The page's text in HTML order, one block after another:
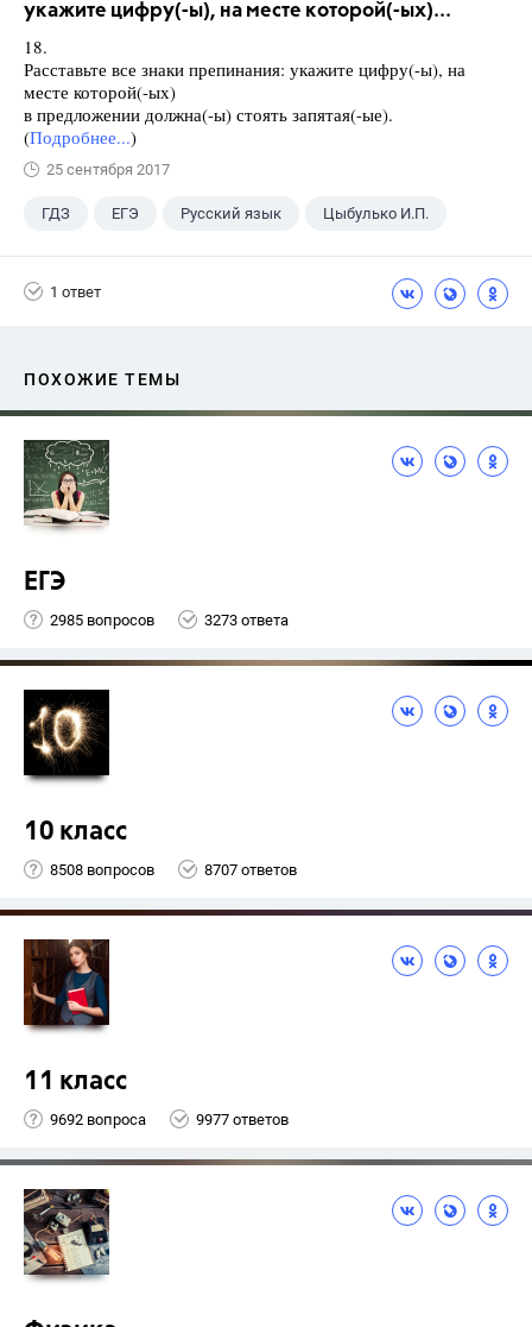
укажите цифру(-ы), на месте которой(-ых)...
18.
Расставьте все знаки препинания: укажите цифру(-ы), на
месте которой(-ых)
в предложении должна(-ы) стоять запятая(-ые).
(Подробнее...)
25 сентября 2017
ГДЗ ЕГЭ Русский язык Цыбулько И.П.
1 ответ
ПОХОЖИЕ ТЕМЫ
ЕГЭ
2985 вопросов 3273 ответа
10 класс
8508 вопросов 8707 ответов
11 класс
9692 вопроса 9977 ответов